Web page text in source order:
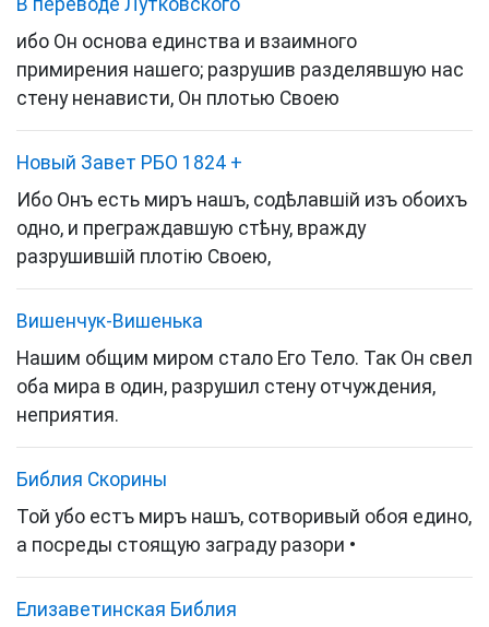
В переводе Лутковского
ибо Он основа единства и взаимного
примирения нашего; разрушив разделявшую нас
стену ненависти, Он плотью Своею
Новый Завет РБО 1824 +
Ибо Онъ есть миръ нашъ, содѣлавшій изъ обоихъ
одно, и преграждавшую стѣну, вражду
разрушившій плотію Своею,
Вишенчук-Вишенька
Нашим общим миром стало Его Тело. Так Он свел
оба мира в один, разрушил стену отчуждения,
неприятия.
Библия Скорины
Той убо естъ миръ нашъ, сотворивый обоя едино,
а посреды стоящую заграду разори •
Елизаветинская Библия